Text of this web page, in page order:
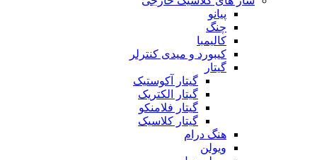
پیانو
چنگ
کالیمبا
کیبورد و میدی کنترلر
گیتار
گیتار آکوستیک
گیتار الکتریک
گیتار فلامنکو
گیتار کلاسیک
هنگ درام
ویولن